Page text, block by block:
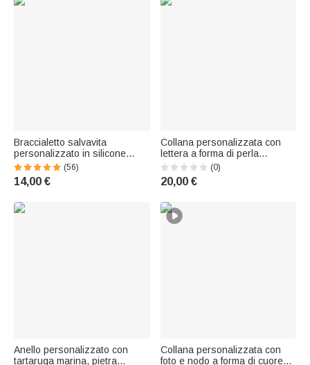
Braccialetto salvavita
personalizzato in silicone
impermeabile con testo inciso
- Regalo per diabetici, allergici
e autistici
(56)
14,00 €
Collana personalizzata con
lettera a forma di perla
disposta di traverso – Gioiello
delicato, regalo di
compleanno, anniversario o
moglie, sorella o sposa
(0)
20,00 €
Anello personalizzato con
tartaruga marina, pietra
Collana personalizzata con
foto e nodo a forma di cuore